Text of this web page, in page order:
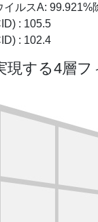
イルスA: 99.921%
: 105.5
: 102.4
現する4層フ